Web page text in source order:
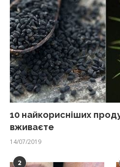
10 найкорисніших
вживаєте
14/07/2019
2